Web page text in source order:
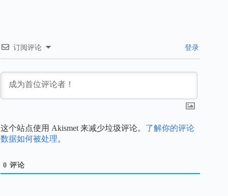
订阅评论 登录
这个站点使用 Akismet 来减少垃圾评论。 了解你的评论
数据如何被处理。
0 评论